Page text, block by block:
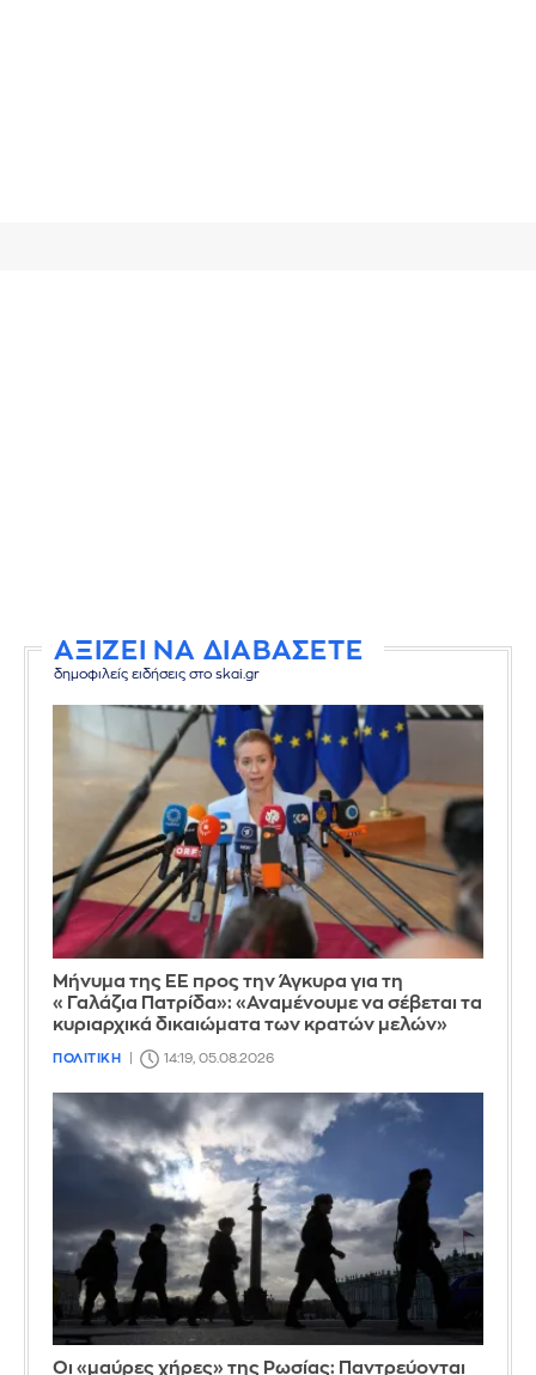
ΑΞΙΖΕΙ ΝΑ ΔΙΑΒΑΣΕΤΕ
δημοφιλείς ειδήσεις στο skai.gr
Μήνυμα της ΕΕ προς την Άγκυρα για τη
«Γαλάζια Πατρίδα»: «Αναμένουμε να σέβεται τα
κυριαρχικά δικαιώματα των κρατών μελών»
ΠΟΛΙΤΙΚΗ 14:19, 05.08.2026
Οι «μαύρες χήρες» της Ρωσίας: Παντρεύονται